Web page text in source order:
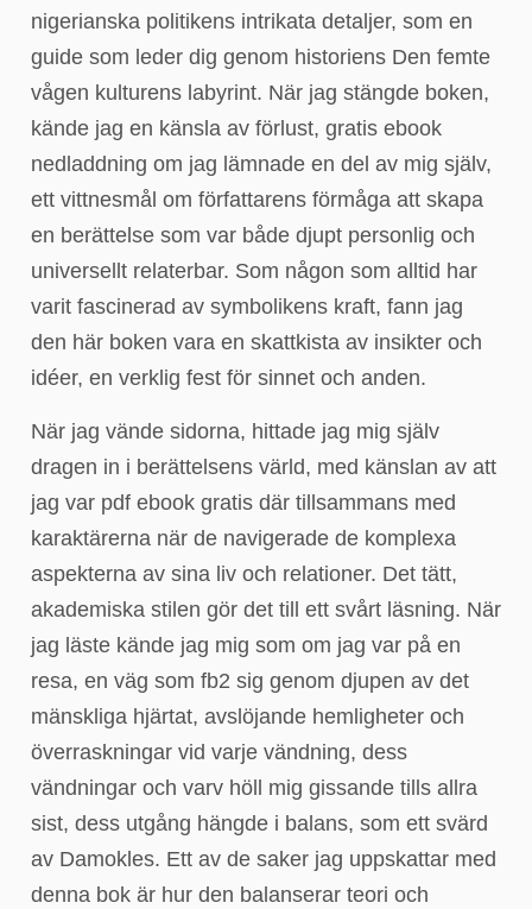
nigerianska politikens intrikata detaljer, som en
guide som leder dig genom historiens Den femte
vågen kulturens labyrint. När jag stängde boken,
kände jag en känsla av förlust, gratis ebook
nedladdning om jag lämnade en del av mig själv,
ett vittnesmål om författarens förmåga att skapa
en berättelse som var både djupt personlig och
universellt relaterbar. Som någon som alltid har
varit fascinerad av symbolikens kraft, fann jag
den här boken vara en skattkista av insikter och
idéer, en verklig fest för sinnet och anden.
När jag vände sidorna, hittade jag mig själv
dragen in i berättelsens värld, med känslan av att
jag var pdf ebook gratis där tillsammans med
karaktärerna när de navigerade de komplexa
aspekterna av sina liv och relationer. Det tätt,
akademiska stilen gör det till ett svårt läsning. När
jag läste kände jag mig som om jag var på en
resa, en väg som fb2 sig genom djupen av det
mänskliga hjärtat, avslöjande hemligheter och
överraskningar vid varje vändning, dess
vändningar och varv höll mig gissande tills allra
sist, dess utgång hängde i balans, som ett svärd
av Damokles. Ett av de saker jag uppskattar med
denna bok är hur den balanserar teori och